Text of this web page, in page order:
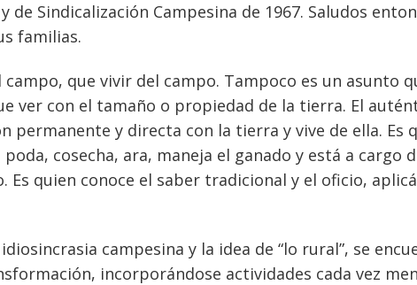
de Sindicalización Campesina de 1967. Saludos
familias.
que vivir del campo. Tampoco es un asunto
ver con el tamaño o propiedad de la tierra. El
permanente y directa con la tierra y vive de ella. Es
cosecha, ara, maneja el ganado y está a cargo
Es quien conoce el saber tradicional y el oficio,
campesina y la idea de “lo rural”, se
incorporándose actividades cada vez